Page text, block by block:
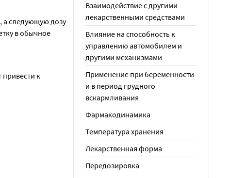
а следующую дозу
в обычное
к
Взаимодействие с другими
лекарственными средствами
Влияние на способность к
управлению автомобилем и
другими механизмами
Применение при беременности
и в период грудного
вскармливания
Фармакодинамика
Температура хранения
Лекарственная форма
Передозировка